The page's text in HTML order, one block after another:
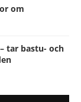
om
tar bastu- och